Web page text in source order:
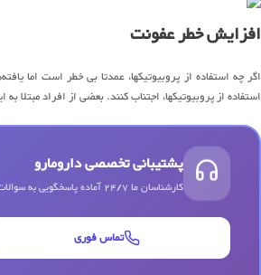
افزایش خطر عفونت
استفاده از پروبیوتیکها، اجتناب کنند. بعضی از افراد مبتلا
پشتیبانی تخصصی دارومارو
کارشناسان ما 24/7 آماده پاسخگویی به سوالات و دریافت نسخه‌های شما هستند
تماس فوری